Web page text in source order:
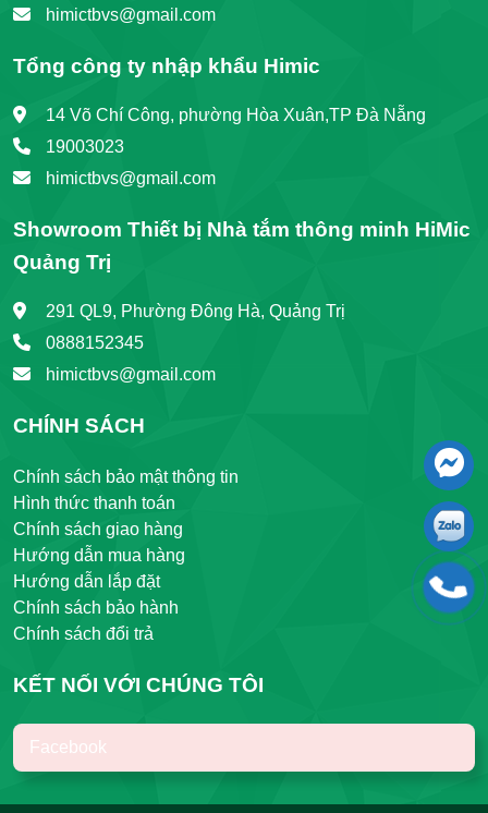
himictbvs@gmail.com
Tổng công ty nhập khẩu Himic
14 Võ Chí Công, phường Hòa Xuân,TP Đà Nẵng
19003023
himictbvs@gmail.com
Showroom Thiết bị Nhà tắm thông minh HiMic
Quảng Trị
291 QL9, Phường Đông Hà, Quảng Trị
0888152345
himictbvs@gmail.com
CHÍNH SÁCH
Chính sách bảo mật thông tin
Hình thức thanh toán
Chính sách giao hàng
Hướng dẫn mua hàng
Hướng dẫn lắp đặt
Chính sách bảo hành
Chính sách đổi trả
KẾT NỐI VỚI CHÚNG TÔI
Facebook